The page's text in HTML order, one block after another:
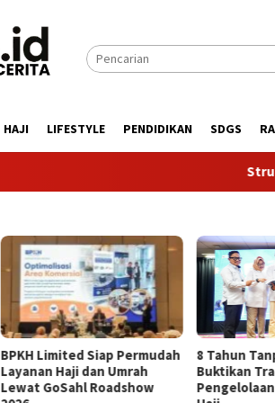
HAJI LIFESTYLE PENDIDIKAN SDGS
​Struktur
BPKH Limited Siap Permudah
Layanan Haji dan Umrah
Lewat GoSahl Roadshow
​8 Tahun
Buktikan